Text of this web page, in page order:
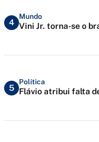
4
Mundo
Vini Jr. torna-se o
5
Política
Flávio atribui falta